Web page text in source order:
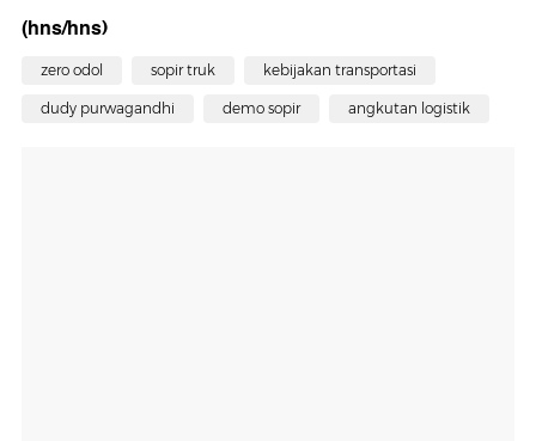
(hns/hns)
zero odol sopir truk kebijakan transportasi
dudy purwagandhi demo sopir angkutan logistik